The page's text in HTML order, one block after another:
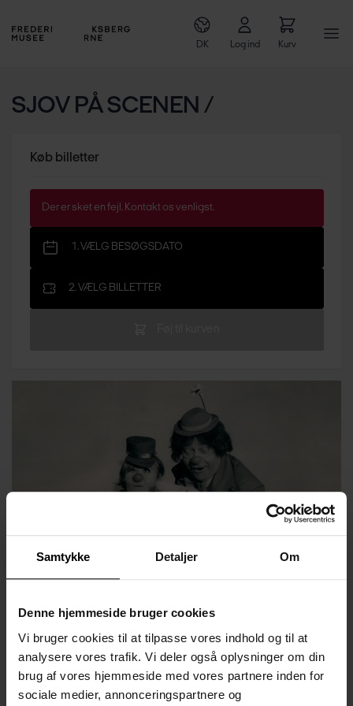
Samtykke Detaljer Om
Denne hjemmeside bruger cookies
Vi bruger cookies til at tilpasse vores indhold og til at
analysere vores trafik. Vi deler også oplysninger om din
brug af vores hjemmeside med vores partnere inden for
sociale medier, annonceringspartnere og
DK Log ind Kurv
SJOV PÅ SCENEN /
Til denne familie workshop skal I både høre om komik og sjove
Først fortæller skuespiller og underviser Andreas Sinding lidt
om nogle af de skægge og skøre personer, som har fået folk til
at grine, blive overrasket og pinligt berørte, og som har givet os
Køb billetter
Der er sket en fejl. Kontakt os venligst.
1. VÆLG BESØGSDATO
2. VÆLG BILLETTER